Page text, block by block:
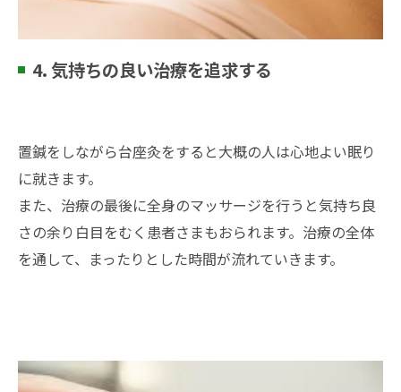
4. 気持ちの良い治療を追求する
置鍼をしながら台座灸をすると大概の人は心地よい眠り
に就きます。
また、治療の最後に全身のマッサージを行うと気持ち良
さの余り白目をむく患者さまもおられます。治療の全体
を通して、まったりとした時間が流れていきます。